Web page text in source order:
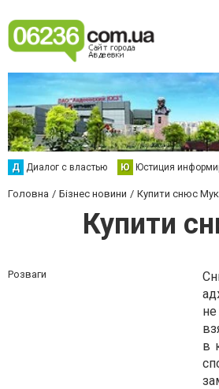
Д Диалог с властью Ю Юстиция
Головна Бізнес новини Купити снюс
Купити
Розваги
в